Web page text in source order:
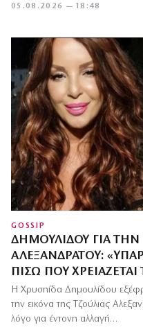
05.08.2026 — 18:48
GOSSIP
ΔΗΜΟΥΛΊΔΟΥ ΓΙΑ ΤΗΝ
ΑΛΕΞΑΝΔΡΆΤΟΥ:
ΠΊΣΩ ΠΟΥ
Η Χρυσηίδα Δημουλίδου
την εικόνα της Τζούλιας
λόγο για έντονη αλλαγή…